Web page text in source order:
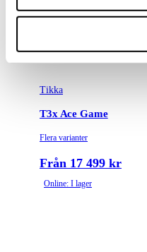
Tikka
T3x Ace Game
Flera varianter
Från 17 499 kr
Online: I lager